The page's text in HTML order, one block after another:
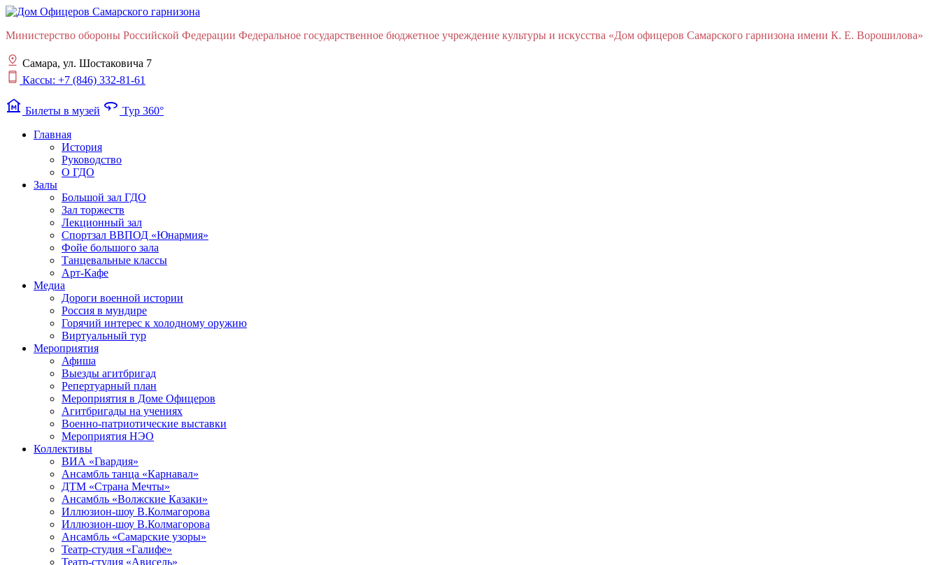
Министерство обороны Российской Федерации Федеральное государственное бюджетное учреждение культуры и искусства «Дом офицеров Cамарского гарнизона имени К. Е. Ворошилова»
Самара, ул. Шостаковича 7
Кассы: +7 (846) 332-81-61
museum Билеты в музей 360 Тур 360°
Главная
История
Руководство
О ГДО
Залы
Большой зал ГДО
Зал торжеств
Лекционный зал
Cпортзал ВВПОД «Юнармия»
Фойе большого зала
Танцевальные классы
Арт-Кафе
Медиа
Дороги военной истории
Россия в мундире
Горячий интерес к холодному оружию
Виртуальный тур
Мероприятия
Афиша
Выезды агитбригад
Репертуарный план
Мероприятия в Доме Офицеров
Агитбригады на учениях
Военно-патриотические выставки
Мероприятия НЭО
Коллективы
ВИА «Гвардия»
Ансамбль танца «Карнавал»
ДТМ «Страна Мечты»
Ансамбль «Волжские Казаки»
Иллюзион-шоу В.Колмагорова
Иллюзион-шоу В.Колмагорова
Ансамбль «Самарские узоры»
Театр-студия «Галифе»
Театр-студия «Ависель»